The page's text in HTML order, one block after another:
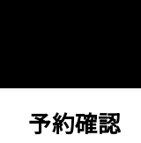
予約確認